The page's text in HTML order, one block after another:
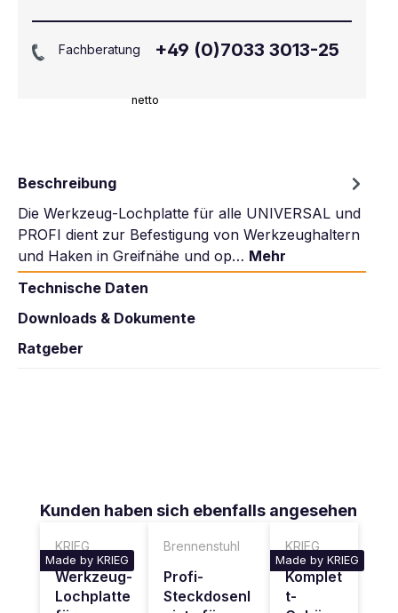
netto
Fachberatung +49 (0)7033 3013-25
Beschreibung
Die Werkzeug-Lochplatte für alle UNIVERSAL und
PROFI dient zur Befestigung von Werkzeughaltern
und Haken in Greifnähe und op… Mehr
Technische Daten
Downloads & Dokumente
Ratgeber
Produktgalerie überspringen
Kunden haben sich ebenfalls angesehen
KRIEG
Made by KRIEG
Werkzeug-
Lochplatte
Brennenstuhl
Profi-
Steckdosenl
KRIEG
Made by KRIEG
Komplet
t-